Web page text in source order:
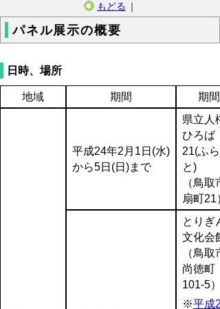
もどる ｜
パネル展示の概要
日時、場所
地域 期間 期間
平成24年2月1日(水)
から5日(日)まで
県立人権
ひろば
21(ふら
と)
（鳥取市
扇町21
とりぎん
文化会館
（鳥取市
尚徳町
101-5）
※平成